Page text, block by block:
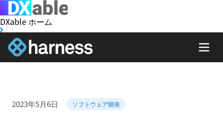
DXable ホーム
2023年5月6日 ソフトウェア開発